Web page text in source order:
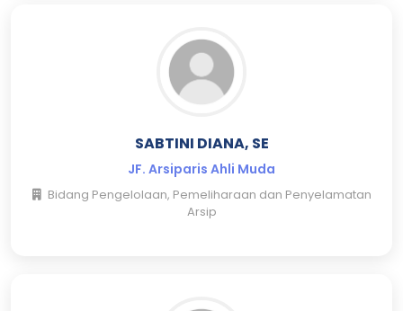
SABTINI DIANA, SE
JF. Arsiparis Ahli Muda
Bidang Pengelolaan, Pemeliharaan dan Penyelamatan
Arsip